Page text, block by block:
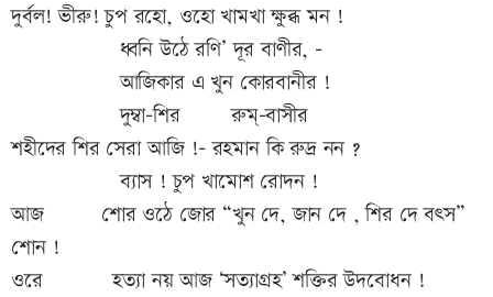
দুর্বল! ভীরু! চুপ রহো, ওহো খামখা ক্ষুব্ধ মন !
ধ্বনি উঠে রণি’ দূর বাণীর, –
আজিকার এ খুন কোরবানীর !
দুম্বা-শির রুম্-বাসীর
শহীদের শির সেরা আজি !- রহমান কি রুদ্র নন ?
ব্যাস ! চুপ খামোশ রোদন !
আজ শোর ওঠে জোর “খুন দে, জান দে , শির দে বৎস”
শোন !
ওরে হত্যা নয় আজ ‘সত্যাগ্রহ’ শক্তির উদবোধন !